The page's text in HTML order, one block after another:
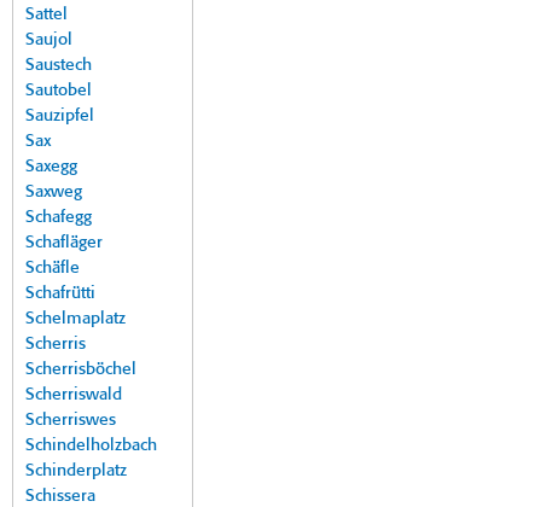
Sattel
Saujol
Saustech
Sautobel
Sauzipfel
Sax
Saxegg
Saxweg
Schafegg
Schafläger
Schäfle
Schafrütti
Schelmaplatz
Scherris
Scherrisböchel
Scherriswald
Scherriswes
Schindelholzbach
Schinderplatz
Schissera